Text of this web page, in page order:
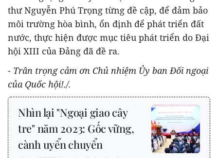
thư Nguyễn Phú Trọng từng đề cập, để đảm bảo
môi trường hòa bình, ổn định để phát triển đất
nước, thực hiện được mục tiêu phát triển do Đại
hội XIII của Đảng đã đề ra.
- Trân trọng cảm ơn Chủ nhiệm Ủy ban Đối ngoại
của Quốc hội!./.
Nhìn lại "Ngoại giao cây
tre" năm 2023: Gốc vững,
cành uyển chuyển